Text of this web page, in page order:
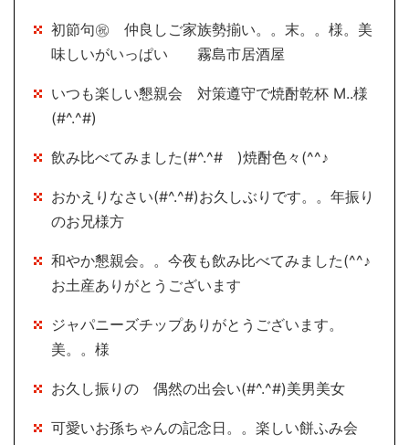
初節句㊗ 仲良しご家族勢揃い。。末。。様。美
味しいがいっぱい 霧島市居酒屋
いつも楽しい懇親会 対策遵守で焼酎乾杯 M..様
(#^.^#)
飲み比べてみました(#^.^# )焼酎色々(^^♪
おかえりなさい(#^.^#)お久しぶりです。。年振り
のお兄様方
和やか懇親会。。今夜も飲み比べてみました(^^♪
お土産ありがとうございます
ジャパニーズチップありがとうございます。
美。。様
お久し振りの 偶然の出会い(#^.^#)美男美女
可愛いお孫ちゃんの記念日。。楽しい餅ふみ会